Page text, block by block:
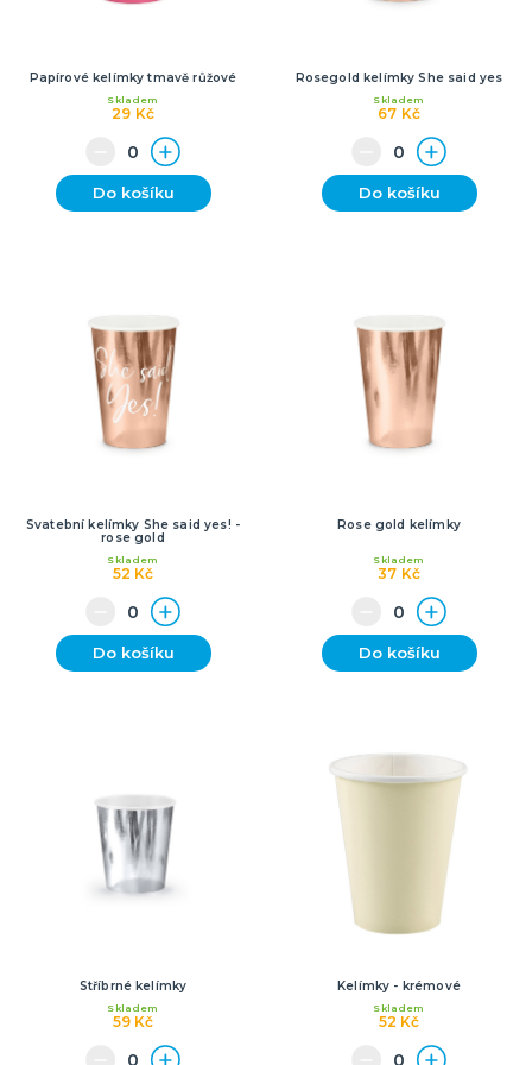
Papírové kelímky tmavě růžové
29 Kč
Skladem
Do košíku
Rosegold kelímky She said yes
67 Kč
Skladem
Do košíku
Svatební kelímky She said yes! -
rose gold
52 Kč
Skladem
Do košíku
Rose gold kelímky
37 Kč
Skladem
Do košíku
Stříbrné kelímky
59 Kč
Skladem
Kelímky - krémové
52 Kč
Skladem